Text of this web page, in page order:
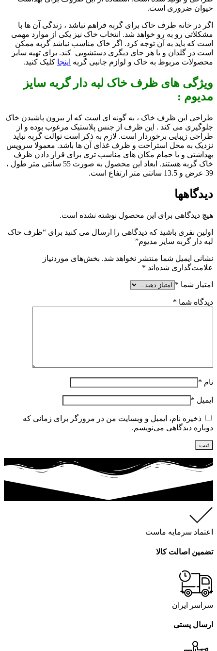
حیوان ضروری است.
اگر در خانه ظرف خاک برای گربه فراهم نباشد ، زندگی آن ها با
مشکلاتی رو به رو خواهد شد. انتخاب خاک نیز یکی از موارد مهمی
است که باید به آن توجه کرد. اگر خاک مناسب نباشد گربه ممکن
است در گلدان و یا هر جای دیگری دستشویی کند. برای تهیه سایر
محصولات مربوط به خاک و لوازم جانبی گربه اینجا کلیک کنید.
ویژگی های ظرف خاک لبه دار گربه سایز
مدیوم :
طراحی این ظرف خاک ، به گونه ای است که از بیرون پاشیدن خاک
جلوگیری می کند . این ظرف از جنس پلاستیک مرغوب بوده و از
طراحی زیبایی برخوردار است. لازم به ذکر است توالت گربه نباید
نزدیک به محل استراحت و ظرف غذای آن ها باشد. معمولا سرویس
بهداشتی و یا حمام مکان های مناسب تری برای قرار دادن ظرف
خاک گربه هستند. ابعاد این محصول به صورت 55 سانتی متر طول ،
39 عرض و 13.5 سانتی متر ارتفاع است.
دیدگاهها
هیچ دیدگاهی برای این محصول نوشته نشده است.
اولین نفری باشید که دیدگاهی را ارسال می کنید برای “ظرف خاک
لبه دار گربه سایز مدیوم”
نشانی ایمیل شما منتشر نخواهد شد. بخش‌های موردنیاز
علامت‌گذاری شده‌اند *
امتیاز شما *
دیدگاه شما *
نام *
ایمیل *
ذخیره نام، ایمیل و وبسایت من در مرورگر برای زمانی که
دوباره دیدگاهی می‌نویسم.
اعتماد سرمایه ماست
تضمین اصالت کالا
سراسر ایران
ارسال پستی